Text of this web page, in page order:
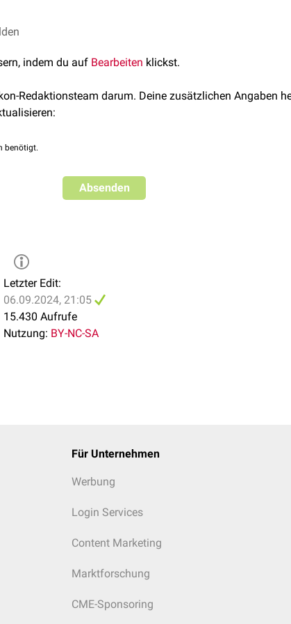
Wirkstoff
sowie Nebenwirkungenvon Tiagabin beeinflusst
indem du auf Bearbeiten klickst.
Redaktionsteam darum. Deine zusätzlichen Angaben
benötigt.
Absenden
Letzter Edit:
06.09.2024, 21:05
15.430 Aufrufe
Nutzung: BY-NC-SA
Für Unternehmen
Werbung
Login Services
Content Marketing
Marktforschung
CME-Sponsoring